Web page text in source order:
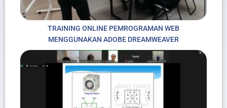
TRAINING ONLINE PEMROGRAMAN WEB
MENGGUNAKAN ADOBE DREAMWEAVER